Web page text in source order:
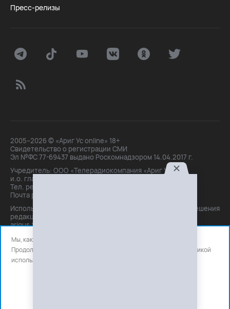
Пресс-релизы
2005–2026 © «Ариг Ус online» 18+
Свидетельство о регистрации СМИ
Эл №ФС 77-69437 выдано Роскомнадзором 14.04.2017 г.
Учредитель: ООО «Телерадиокомпания «Ариг Ус»,
и.о. главного редактора: Маханова О.Б.
Тел. peдakции: +7(3012)21-30-14,
Почта peдakции: editor@arigus.tv
Использование материалов только с письменного разрешения
редакции. При цитировании прямая активная ссылка на
arigus.tv обязательна.
Мы, как и все используем файлы cookie и сервисы аналитики.
Продолжая использовать сайт, вы соглашаетесь с нашей
политикой
использования